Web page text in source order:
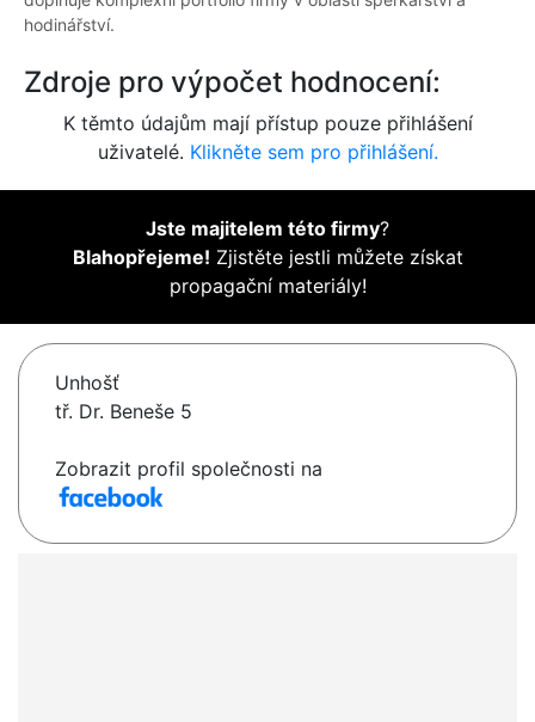
hodinářství.
Zdroje pro výpočet hodnocení:
K těmto údajům mají přístup pouze přihlášení
uživatelé. Klikněte sem pro přihlášení.
Jste majitelem této firmy?
Blahopřejeme! Zjistěte jestli můžete získat
propagační materiály!
Unhošť
tř. Dr. Beneše 5
Zobrazit profil společnosti na